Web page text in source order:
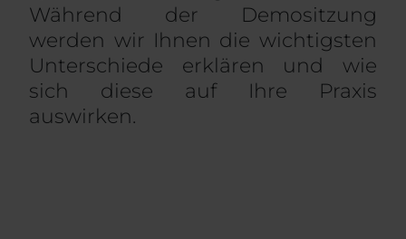
Während der Demositzung
werden wir Ihnen die wichtigsten
Unterschiede erklären und wie
sich diese auf Ihre Praxis
auswirken.